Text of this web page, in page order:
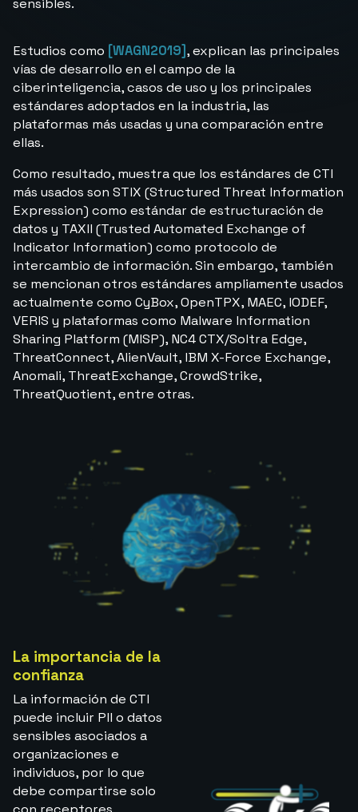
Estudios como [WAGN2019], explican las principales
vías de desarrollo en el campo de la
ciberinteligencia, casos de uso y los principales
estándares adoptados en la industria, las
plataformas más usadas y una comparación entre
ellas.
Como resultado, muestra que los estándares de CTI
más usados son STIX (Structured Threat Information
Expression) como estándar de estructuración de
datos y TAXII (Trusted Automated Exchange of
Indicator Information) como protocolo de
intercambio de información. Sin embargo, también
se mencionan otros estándares ampliamente usados
actualmente como CyBox, OpenTPX, MAEC, IODEF,
VERIS y plataformas como Malware Information
Sharing Platform (MISP), NC4 CTX/Soltra Edge,
ThreatConnect, AlienVault, IBM X-Force Exchange,
Anomali, ThreatExchange, CrowdStrike,
ThreatQuotient, entre otras.
La importancia de la
confianza
La información de CTI
puede incluir PII o datos
sensibles asociados a
organizaciones e
individuos, por lo que
debe compartirse solo